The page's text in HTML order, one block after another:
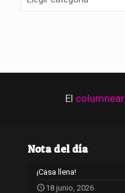
El columnear
Nota del día
¡Casa llena!
18 junio, 2026